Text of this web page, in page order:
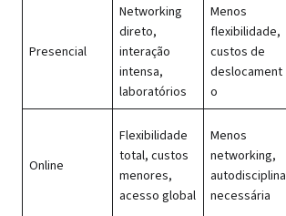
Presencial
Networking
direto,
interação
intensa,
laboratórios
Menos
flexibilidade,
custos de
deslocament
o
Online
Flexibilidade
total, custos
menores,
acesso global
Menos
networking,
autodisciplina
necessária